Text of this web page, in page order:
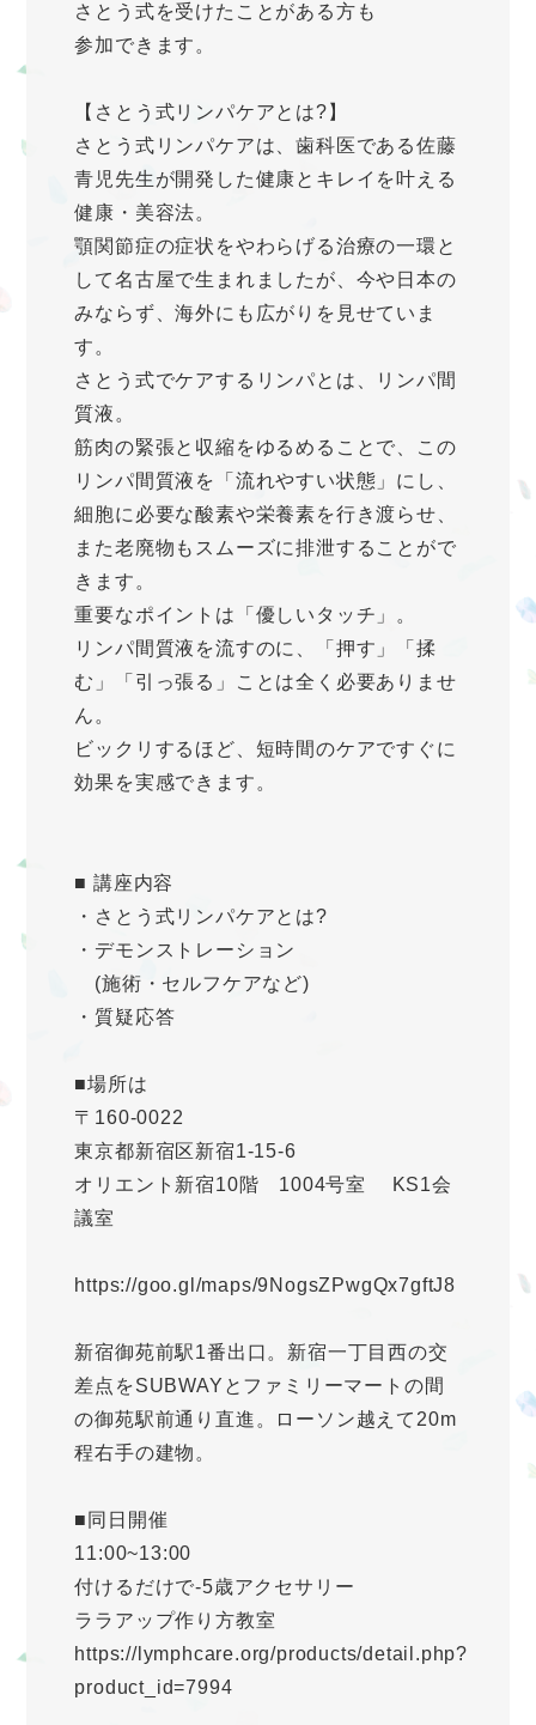
さとう式を受けたことがある方も
参加できます。
【さとう式リンパケアとは?】
さとう式リンパケアは、歯科医である佐藤
青児先生が開発した健康とキレイを叶える
健康・美容法。
顎関節症の症状をやわらげる治療の一環と
して名古屋で生まれましたが、今や日本の
みならず、海外にも広がりを見せていま
す。
さとう式でケアするリンパとは、リンパ間
質液。
筋肉の緊張と収縮をゆるめることで、この
リンパ間質液を「流れやすい状態」にし、
細胞に必要な酸素や栄養素を行き渡らせ、
また老廃物もスムーズに排泄することがで
きます。
重要なポイントは「優しいタッチ」。
リンパ間質液を流すのに、「押す」「揉
む」「引っ張る」ことは全く必要ありませ
ん。
ビックリするほど、短時間のケアですぐに
効果を実感できます。
■ 講座内容
・さとう式リンパケアとは?
・デモンストレーション
(施術・セルフケアなど)
・質疑応答
■場所は
〒160-0022
東京都新宿区新宿1-15-6
オリエント新宿10階 1004号室 KS1会
議室
https://goo.gl/maps/9NogsZPwgQx7gftJ8
新宿御苑前駅1番出口。新宿一丁目西の交
差点をSUBWAYとファミリーマートの間
の御苑駅前通り直進。ローソン越えて20m
程右手の建物。
■同日開催
11:00~13:00
付けるだけで-5歳アクセサリー
ララアップ作り方教室
https://lymphcare.org/products/detail.php?
product_id=7994